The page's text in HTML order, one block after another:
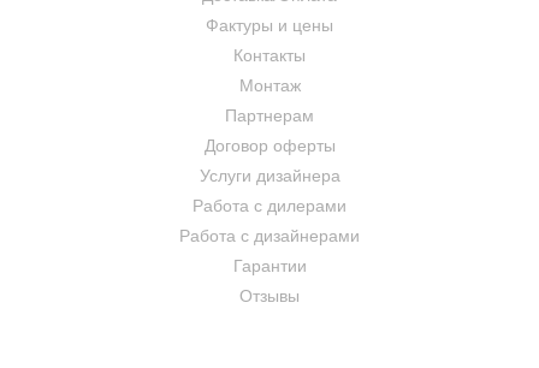
Фактуры и цены
Контакты
Монтаж
Партнерам
Договор оферты
Услуги дизайнера
Работа с дилерами
Работа с дизайнерами
Гарантии
Отзывы